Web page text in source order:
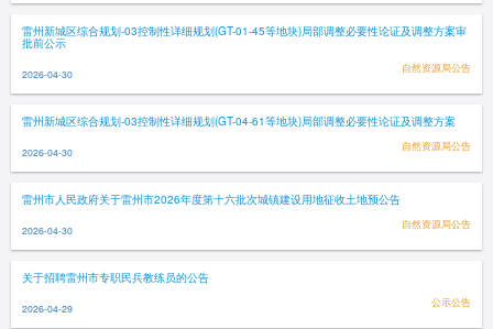
雷州新城区综合规划-03控制性详细规划(GT-01-45等地块)局部调整必要性论证及调整方案审
批前公示
2026-04-30 自然资源局公告
雷州新城区综合规划-03控制性详细规划(GT-04-61等地块)局部调整必要性论证及调整方案
2026-04-30 自然资源局公告
雷州市人民政府关于雷州市2026年度第十六批次城镇建设用地征收土地预公告
2026-04-30 自然资源局公告
关于招聘雷州市专职民兵教练员的公告
2026-04-29 公示公告